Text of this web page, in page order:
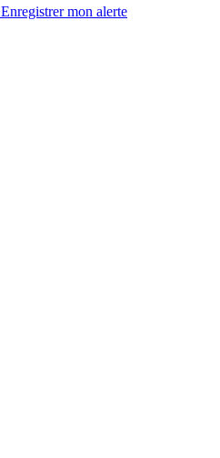
Enregistrermon alerte